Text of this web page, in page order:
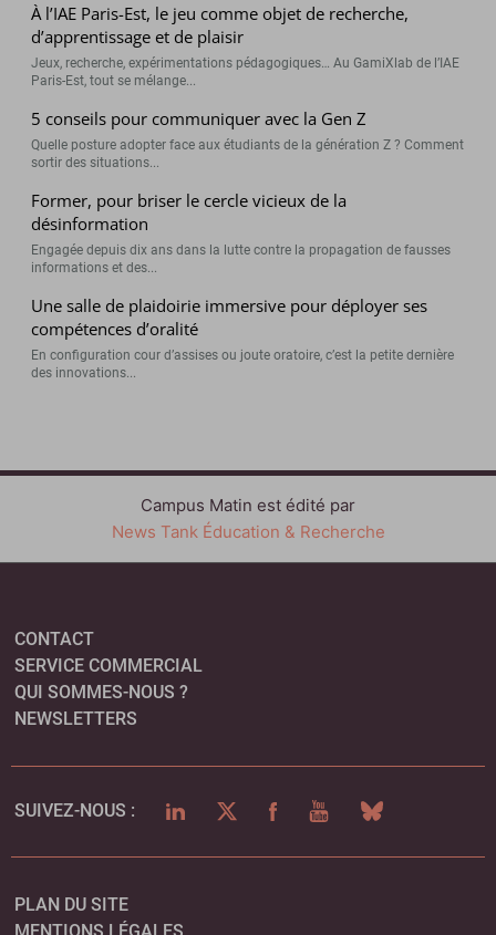
À l’IAE Paris-Est, le jeu comme objet de recherche,
d’apprentissage et de plaisir
Jeux, recherche, expérimentations pédagogiques… Au GamiXlab de l’IAE
Paris-Est, tout se mélange...
5 conseils pour communiquer avec la Gen Z
Quelle posture adopter face aux étudiants de la génération Z ? Comment
sortir des situations...
Former, pour briser le cercle vicieux de la
désinformation
Engagée depuis dix ans dans la lutte contre la propagation de fausses
informations et des...
Une salle de plaidoirie immersive pour déployer ses
compétences d’oralité
En configuration cour d’assises ou joute oratoire, c’est la petite dernière
des innovations...
Campus Matin est édité par
News Tank Éducation & Recherche
CONTACT
SERVICE COMMERCIAL
QUI SOMMES-NOUS ?
NEWSLETTERS
SUIVEZ-NOUS : LINKEDINTWITTERFACEBOOKYOUTUBEBLUESKY
PLAN DU SITE